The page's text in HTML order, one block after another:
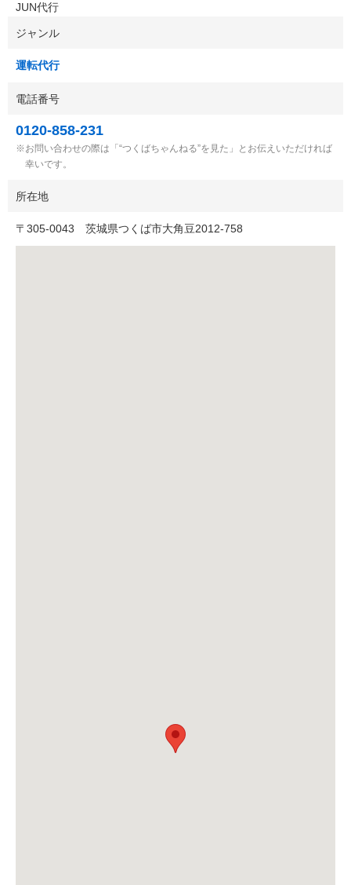
JUN代行
ジャンル
運転代行
電話番号
0120-858-231
お問い合わせの際は「“つくばちゃんねる”を見た」とお伝えいただければ
幸いです。
所在地
〒 305-0043 茨城県つくば市大角豆2012-758